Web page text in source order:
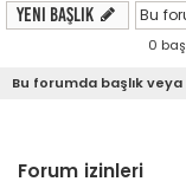
Yeni Başlık
0
Bu forumda başlık
Forum izinleri